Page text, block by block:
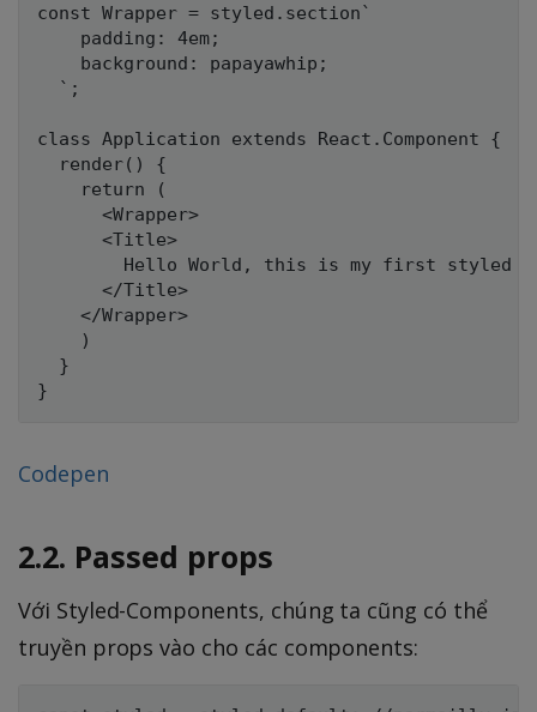
const Wrapper = styled.section`
    padding: 4em;
    background: papayawhip;
  `;
class Application extends React.Component {
  render() {
    return (
      <Wrapper>
      <Title>
Hello World, this is my first styled
      </Title>
    </Wrapper>
    )
  }
Codepen
2.2. Passed props
Với Styled-Components, chúng ta cũng có thể
truyền props vào cho các components: